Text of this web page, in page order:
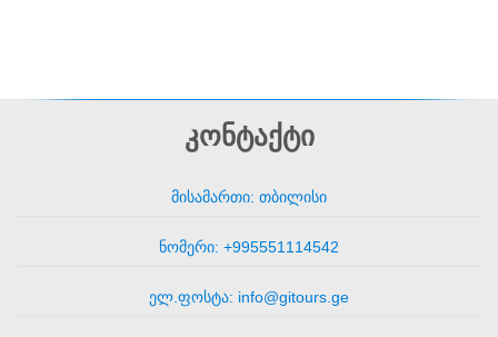
კონტაქტი
მისამართი: თბილისი
ნომერი: +995551114542
ელ.ფოსტა: info@gitours.ge